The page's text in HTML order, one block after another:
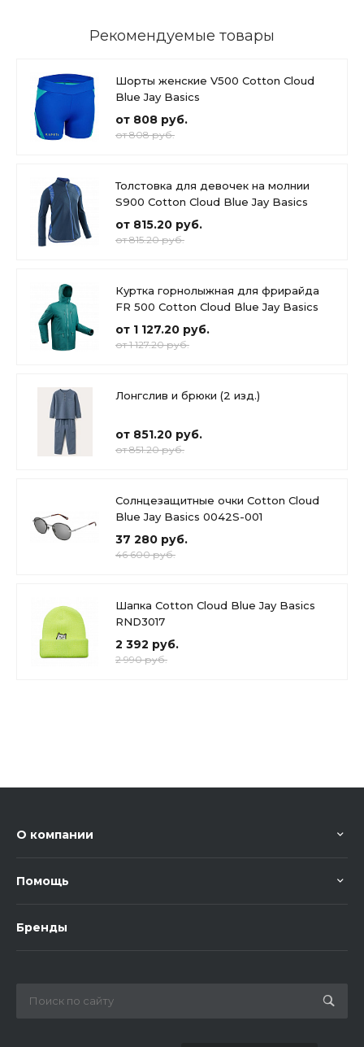
Рекомендуемые товары
Шорты женские V500 Cotton Cloud
Blue Jay Basics
от 808 руб.
от 808 руб.
Толстовка для девочек на молнии
S900 Cotton Cloud Blue Jay Basics
от 815.20 руб.
от 815.20 руб.
Куртка горнолыжная для фрирайда
FR 500 Cotton Cloud Blue Jay Basics
от 1 127.20 руб.
от 1 127.20 руб.
Лонгслив и брюки (2 изд.)
от 851.20 руб.
от 851.20 руб.
Солнцезащитные очки Cotton Cloud
Blue Jay Basics 0042S-001
37 280 руб.
46 600 руб.
Шапка Cotton Cloud Blue Jay Basics
RND3017
2 392 руб.
2 990 руб.
О компании
Помощь
Бренды